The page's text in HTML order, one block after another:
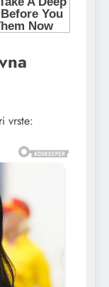
vrste: